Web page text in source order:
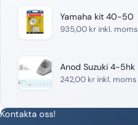
Yamaha kit 40-50
935,00 kr inkl. moms
Anod Suzuki 4-5hk
242,00 kr inkl. moms
Kontakta oss!